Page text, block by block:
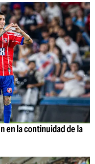
en la continuidad de la